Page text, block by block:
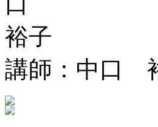
講師：中口